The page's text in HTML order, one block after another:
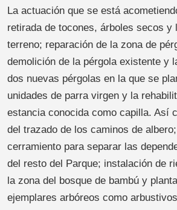
La actuación que se está
retirada de tocones, árboles secos y
terreno; reparación de la zona de
demolición de la pérgola existente y
dos nuevas pérgolas en la que se
unidades de parra virgen y la
estancia conocida como capilla. Así
del trazado de los caminos de
cerramiento para separar las
del resto del Parque; instalación de
la zona del bosque de bambú y
ejemplares arbóreos como